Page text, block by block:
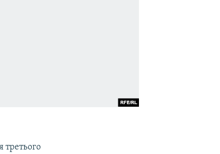
третього